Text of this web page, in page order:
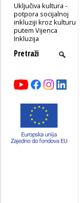
Uključiva kultura -
potpora socijalnoj
inkluziji kroz kulturu
putem Vijenca
Inkluzija